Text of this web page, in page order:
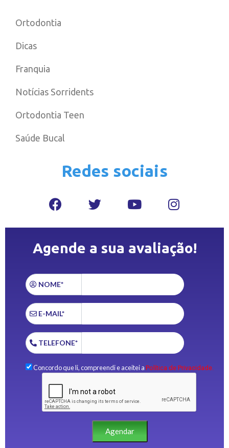
Ortodontia
Dicas
Franquia
Notícias Sorridents
Ortodontia Teen
Saúde Bucal
Redes sociais
Agende a sua avaliação!
NOME*
E-MAIL*
TELEFONE*
Concordo que li, compreendi e aceitei a Política de Privacidade.
Agendar